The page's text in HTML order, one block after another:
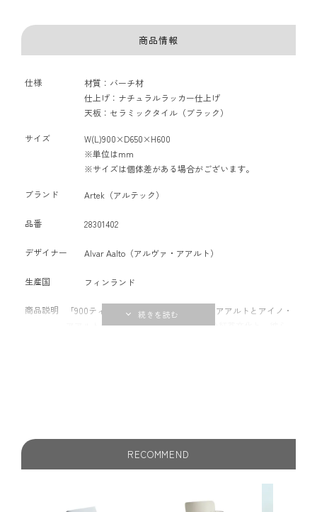
商品情報
仕様
材質：バーチ材
仕上げ：ナチュラルラッカー仕上げ
天板：セラミックタイル（ブラック）
サイズ
W(L)900×D650×H600
※単位はmm
※サイズは個体差がある場合がございます。
ブランド Artek（アルテック）
品番 28301402
デザイナー Alvar Aalto（アルヴァ・アアルト）
生産国 フィンランド
商品説明
「900ティートロリー」は、アルヴァ・アアルトとアイノ・
アアルトが旅の中で出会ったイギリスの紅茶文化と、彼ら
RECOMMEND